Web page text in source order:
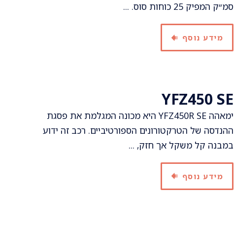
סמ״ק המפיק 25 כוחות סוס. ...
מידע נוסף
YFZ450 SE
ימאהה YFZ450R SE היא מכונה המגלמת את פסגת
ההנדסה של הטרקטורונים הספורטיביים. רכב זה ידוע
במבנה קל משקל אך חזק, ...
מידע נוסף